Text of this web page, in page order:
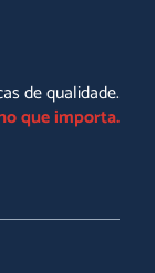
de qualidade.
que importa.